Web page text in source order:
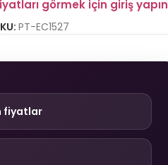
görmek için giriş yapın
PT-EC1527
fiyatlar